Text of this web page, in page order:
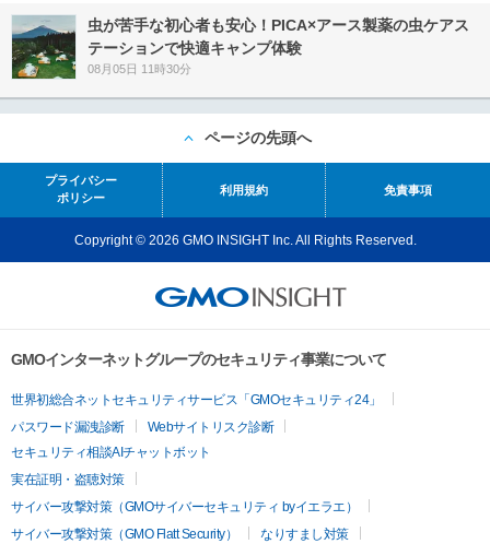
虫が苦手な初心者も安心！PICA×アース製薬の虫ケアス
テーションで快適キャンプ体験
08月05日 11時30分
ページの先頭へ
プライバシー
ポリシー
利用規約 免責事項
Copyright © 2026 GMO INSIGHT Inc. All Rights Reserved.
GMOインターネットグループのセキュリティ事業について
世界初総合ネットセキュリティサービス「GMOセキュリティ24」
パスワード漏洩診断
Webサイトリスク診断
セキュリティ相談AIチャットボット
実在証明・盗聴対策
サイバー攻撃対策（GMOサイバーセキュリティ byイエラエ）
サイバー攻撃対策（GMO Flatt Security）
なりすまし対策